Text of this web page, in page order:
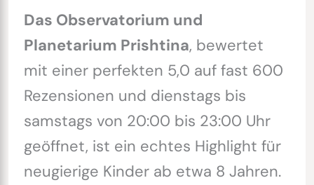
Das Observatorium und
Planetarium Prishtina, bewertet
mit einer perfekten 5,0 auf fast 600
Rezensionen und dienstags bis
samstags von 20:00 bis 23:00 Uhr
geöffnet, ist ein echtes Highlight für
neugierige Kinder ab etwa 8 Jahren.